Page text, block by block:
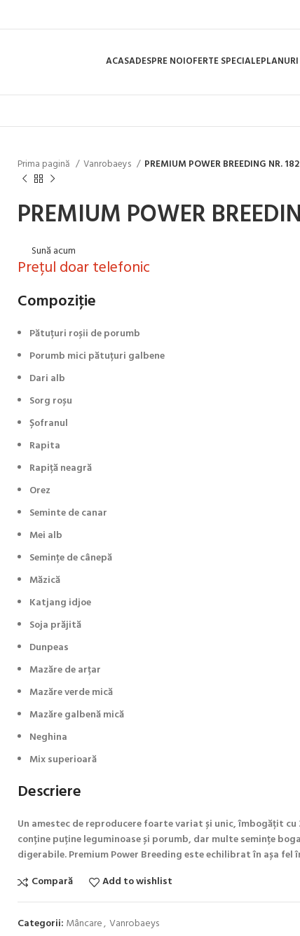
ACASADESPRE NOIOFERTE SPECIALE
Prima pagină Vanrobaeys PREMIUM POWER BREEDING NR.
PREMIUM POWER
Sună acum
Prețul doar telefonic
Compoziţie
Pătuțuri roșii de porumb
Porumb mici pătuțuri galbene
Dari alb
Sorg roșu
Șofranul
Rapita
Rapiță neagră
Orez
Seminte de canar
Mei alb
Semințe de cânepă
Măzică
Katjang idjoe
Soja prăjită
Dunpeas
Mazăre de arțar
Mazăre verde mică
Mazăre galbenă mică
Neghina
Mix superioară
Descriere
Un amestec de reproducere foarte variat și unic, îmbogățit
conține puține leguminoase și porumb, dar multe semințe
digerabile. Premium Power Breeding este echilibrat în așa fel
Compară
Add to wishlist
Categorii: Mâncare, Vanrobaeys